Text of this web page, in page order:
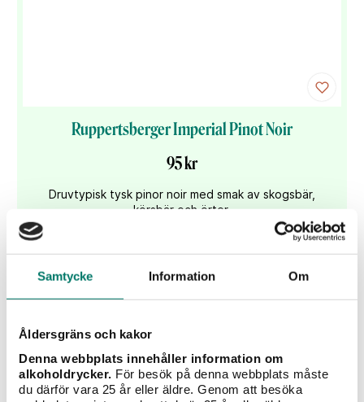
Samtycke Information Om
Åldersgräns och kakor
Denna webbplats innehåller information om
alkoholdrycker. För besök på denna webbplats måste
du därför vara 25 år eller äldre. Genom att besöka
Ruppertsberger Imperial Pinot Noir
95 kr
Druvtypisk tysk pinor noir med smak av skogsbär,
körsbär och örter.